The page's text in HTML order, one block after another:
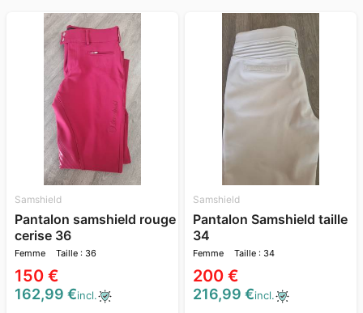
Samshield
Pantalon samshield rouge
cerise 36
Femme Taille : 36
150 €
162,99 €incl.
Samshield
Pantalon Samshield taille
34
Femme Taille : 34
200 €
216,99 €incl.